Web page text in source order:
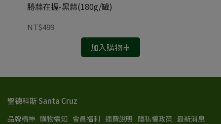
勝蒜在握-黑蒜(180g/罐)
NT$499
加入購物車
聖德科斯 Santa Cruz
品牌精神 購物需知 會員福利 運費說明 隱私權政策 最新消息